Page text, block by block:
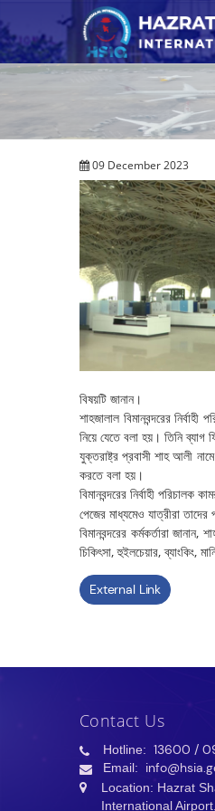
09 December 2023
বিষয়টি জানান।
শাহজালাল বিমানবন্দরের
নিয়ে যেতে বলা হয়। তিনি ব্যাগ
যুক্তরাষ্ট্র প্রবাসী শাহ আলী
করতে বলা হয়।
বিমানবন্দরের নির্বাহী পরিচালক
পেজের মাধ্যমেও যাত্রীরা
বিমানবন্দরের কর্মকর্তারা
চিকিৎসা, হুইলচেয়ার, ব্যাংকিং,
External Link
Contact Us
Hotline: 13600 /
Email:
Location: Hazrat
International